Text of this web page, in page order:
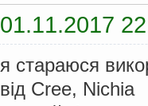
01.11.2017
я стараюся
від Cree, Nichia